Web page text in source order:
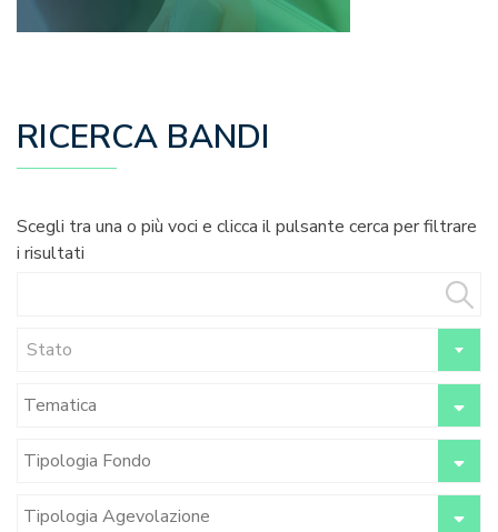
RICERCA BANDI
Scegli tra una o più voci e clicca il pulsante cerca per filtrare
i risultati
Stato